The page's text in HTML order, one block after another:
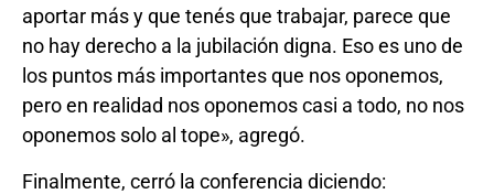
aportar más y que tenés que trabajar, parece que
no hay derecho a la jubilación digna. Eso es uno de
los puntos más importantes que nos oponemos,
pero en realidad nos oponemos casi a todo, no nos
oponemos solo al tope», agregó.
Finalmente, cerró la conferencia diciendo: